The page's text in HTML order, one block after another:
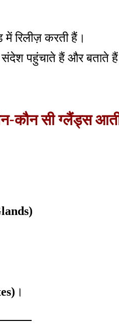
में रिलीज़ करती हैं।
संदेश पहुंचाते हैं और बताते
कौन सी ग्लैंड्स
।